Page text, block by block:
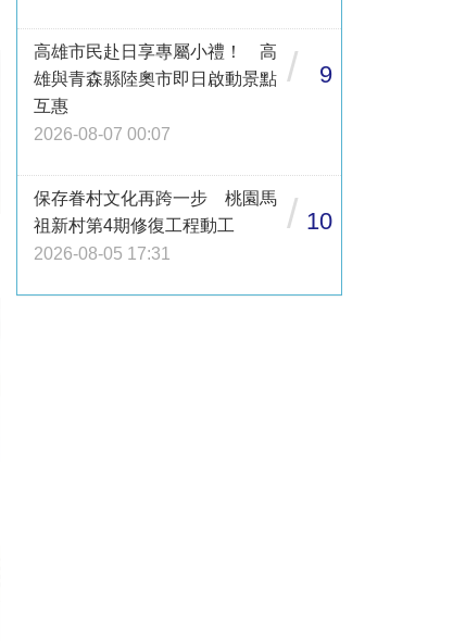
高雄市民赴日享專屬小禮！ 高
雄與青森縣陸奧市即日啟動景點
互惠
2026-08-07 00:07
/ 9
保存眷村文化再跨一步 桃園馬
祖新村第4期修復工程動工
2026-08-05 17:31
/ 10